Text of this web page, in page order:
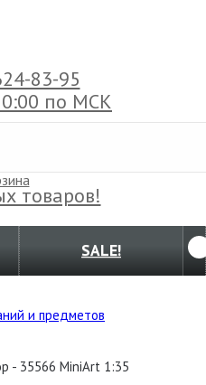
83-95
по МСК
товаров!
SALE!
и предметов
- 35566 MiniArt 1:35